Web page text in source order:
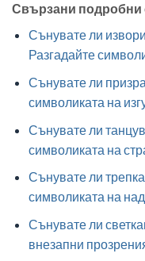
Свързани подробни
Сънувате ли
Разгадайте
Сънувате ли
символиката на
Сънувате ли
символиката на
Сънувате ли
символиката на
Сънувате ли
внезапни